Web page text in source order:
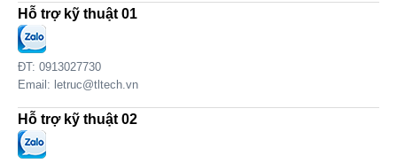
Hỗ trợ kỹ thuật 01
ĐT: 0913027730
Email: letruc@tltech.vn
Hỗ trợ kỹ thuật 02